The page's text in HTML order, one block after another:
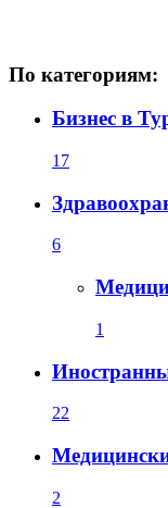
По категориям:
Бизнес в
17
6
1
22
2